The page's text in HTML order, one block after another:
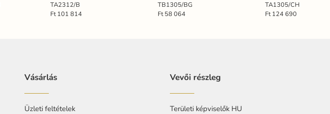
TA2312/B
Ft 101 814
TB1305/BG
Ft 58 064
TA1305/CH
Ft 124 690
Vásárlás
Üzleti feltételek
Vevői részleg
Területi képviselők HU